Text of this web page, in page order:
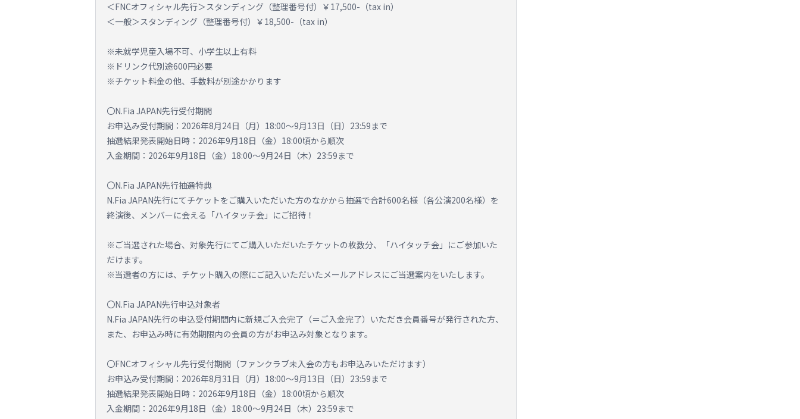
＜FNCオフィシャル先行＞スタンディング（整理番号付）￥17,500-（tax in）
＜一般＞スタンディング（整理番号付）￥18,500-（tax in）
※未就学児童入場不可、小学生以上有料
※ドリンク代別途600円必要
※チケット料金の他、手数料が別途かかります
〇N.Fia JAPAN先行受付期間
お申込み受付期間：2026年8月24日（月）18:00～9月13日（日）23:59まで
抽選結果発表開始日時：2026年9月18日（金）18:00頃から順次
入金期間：2026年9月18日（金）18:00～9月24日（木）23:59まで
〇N.Fia JAPAN先行抽選特典
N.Fia JAPAN先行にてチケットをご購入いただいた方のなかから抽選で合計600名様（各公演200名様）を
終演後、メンバーに会える「ハイタッチ会」にご招待！
※ご当選された場合、対象先行にてご購入いただいたチケットの枚数分、「ハイタッチ会」にご参加いた
だけます。
※当選者の方には、チケット購入の際にご記入いただいたメールアドレスにご当選案内をいたします。
〇N.Fia JAPAN先行申込対象者
N.Fia JAPAN先行の申込受付期間内に新規ご入会完了（＝ご入金完了）いただき会員番号が発行された方、
また、お申込み時に有効期限内の会員の方がお申込み対象となります。
〇FNCオフィシャル先行受付期間（ファンクラブ未入会の方もお申込みいただけます）
お申込み受付期間：2026年8月31日（月）18:00～9月13日（日）23:59まで
抽選結果発表開始日時：2026年9月18日（金）18:00頃から順次
入金期間：2026年9月18日（金）18:00～9月24日（木）23:59まで